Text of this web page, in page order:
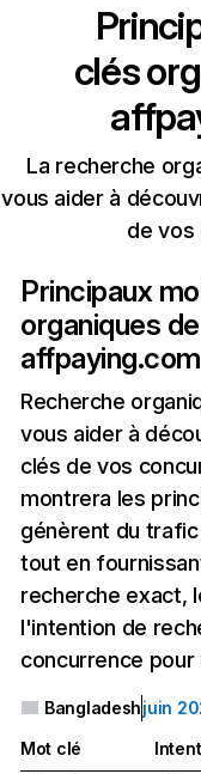
clés
La recherche
vous aider à
de vos
Principaux
organiques de
affpaying.com
Recherche
vous aider à
clés de vos
montrera les
génèrent du
tout en
recherche exact,
l'intention de
concurrence
Bangladeshjuin
Mot clé